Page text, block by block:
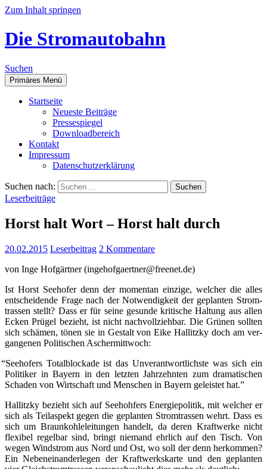
Zum Inhalt springen
Die Stromautobahn
Suchen
Primäres Menü
Start­sei­te
Neu­es­te Beiträge
Pres­se­spie­gel
Down­load­be­reich
Kon­takt
Impres­sum
Daten­schutz­er­klä­rung
Suchen nach:
Leserbeiträge
Horst halt Wort – Horst halt durch
20.02.2015 Leserbeitrag 2 Kommentare
von Inge Hof­gärt­ner (ingehofgaertner@freenet.de)
Ist Horst See­ho­fer denn der momen­tan ein­zi­ge, wel­cher die alles
ent­schei­den­de Fra­ge nach der Not­wen­dig­keit der geplan­ten Strom­
tras­sen stellt? Dass er für sei­ne gesun­de kri­ti­sche Hal­tung aus allen
Ecken Prü­gel bezieht, ist nicht nach­voll­zieh­bar. Die Grü­nen soll­ten
sich schä­men, tönen sie in Gestalt von Eike Hal­litz­ky doch am ver­
gan­ge­nen Poli­ti­schen Aschermittwoch:
“See­ho­fers Total­blo­cka­de ist das Unver­ant­wort­lichs­te was sich ein
Poli­ti­ker in Bay­ern in den letz­ten Jahr­zehn­ten zum dra­ma­ti­schen
Scha­den von Wirt­schaft und Men­schen in Bay­ern geleis­tet hat.”
Hal­litz­ky bezieht sich auf See­hoh­fers Ener­gie­po­li­tik, mit wel­cher er
sich als Teil­aspekt gegen die geplan­ten Strom­tras­sen wehrt. Dass es
sich um Braun­koh­le­lei­tun­gen han­delt, da deren Kraft­wer­ke nicht
fle­xi­bel regel­bar sind, bringt nie­mand ehr­lich auf den Tisch. Von
wegen Wind­strom aus Nord und Ost, wo soll der denn her­kom­men?
Ein Neben­ein­an­der­le­gen der Kraft­werks­kar­te und den geplan­ten